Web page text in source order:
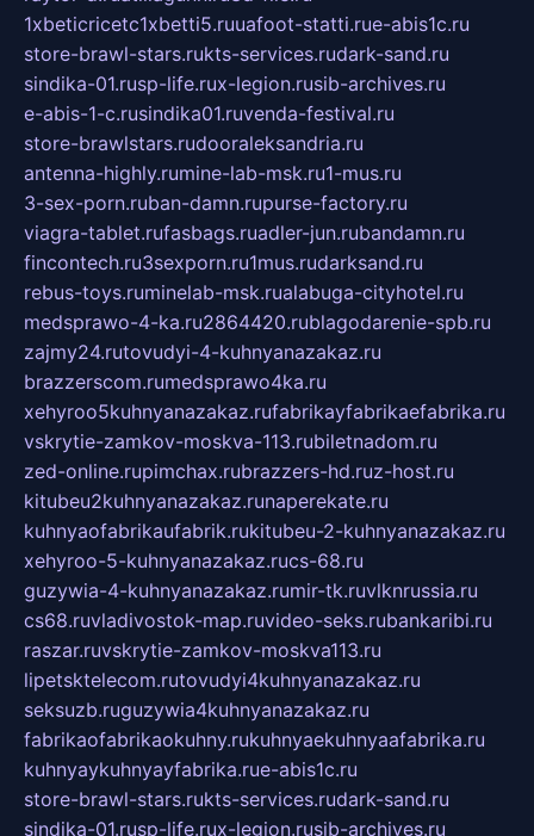
1xbeticricetc1xbetti5.ruuafoot-statti.rue-abis1c.ru
store-brawl-stars.rukts-services.rudark-sand.ru
sindika-01.rusp-life.rux-legion.rusib-archives.ru
e-abis-1-c.rusindika01.ruvenda-festival.ru
store-brawlstars.rudooraleksandria.ru
antenna-highly.rumine-lab-msk.ru1-mus.ru
3-sex-porn.ruban-damn.rupurse-factory.ru
viagra-tablet.rufasbags.ruadler-jun.rubandamn.ru
fincontech.ru3sexporn.ru1mus.rudarksand.ru
rebus-toys.ruminelab-msk.rualabuga-cityhotel.ru
medsprawo-4-ka.ru2864420.rublagodarenie-spb.ru
zajmy24.rutovudyi-4-kuhnyanazakaz.ru
brazzerscom.rumedsprawo4ka.ru
xehyroo5kuhnyanazakaz.rufabrikayfabrikaefabrika.ru
vskrytie-zamkov-moskva-113.rubiletnadom.ru
zed-online.rupimchax.rubrazzers-hd.ruz-host.ru
kitubeu2kuhnyanazakaz.runaperekate.ru
kuhnyaofabrikaufabrik.rukitubeu-2-kuhnyanazakaz.ru
xehyroo-5-kuhnyanazakaz.rucs-68.ru
guzywia-4-kuhnyanazakaz.rumir-tk.ruvlknrussia.ru
cs68.ruvladivostok-map.ruvideo-seks.rubankaribi.ru
raszar.ruvskrytie-zamkov-moskva113.ru
lipetsktelecom.rutovudyi4kuhnyanazakaz.ru
seksuzb.ruguzywia4kuhnyanazakaz.ru
fabrikaofabrikaokuhny.rukuhnyaekuhnyaafabrika.ru
kuhnyaykuhnyayfabrika.rue-abis1c.ru
store-brawl-stars.rukts-services.rudark-sand.ru
sindika-01.rusp-life.rux-legion.rusib-archives.ru